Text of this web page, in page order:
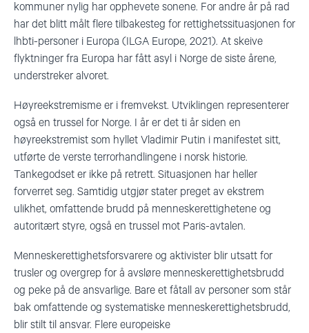
kommuner nylig har opphevete sonene. For andre år på rad
har det blitt målt flere tilbakesteg for rettighetssituasjonen for
lhbti-personer i Europa (ILGA Europe, 2021). At skeive
flyktninger fra Europa har fått asyl i Norge de siste årene,
understreker alvoret.
Høyreekstremisme er i fremvekst. Utviklingen representerer
også en trussel for Norge. I år er det ti år siden en
høyreekstremist som hyllet Vladimir Putin i manifestet sitt,
utførte de verste terrorhandlingene i norsk historie.
Tankegodset er ikke på retrett. Situasjonen har heller
forverret seg. Samtidig utgjør stater preget av ekstrem
ulikhet, omfattende brudd på menneskerettighetene og
autoritært styre, også en trussel mot Paris-avtalen.
Menneskerettighetsforsvarere og aktivister blir utsatt for
trusler og overgrep for å avsløre menneskerettighetsbrudd
og peke på de ansvarlige. Bare et fåtall av personer som står
bak omfattende og systematiske menneskerettighetsbrudd,
blir stilt til ansvar. Flere europeiske